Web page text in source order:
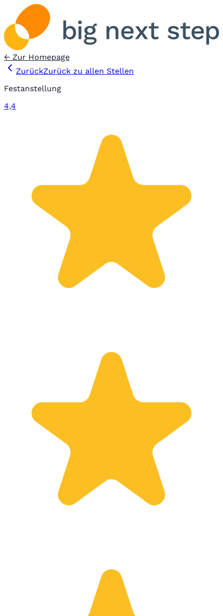
← Zur Homepage
ZurückZurück zu allen Stellen
Festanstellung
4,4